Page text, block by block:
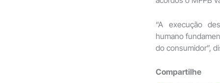
“A execução
humano
do consumidor”,
Compartilhe